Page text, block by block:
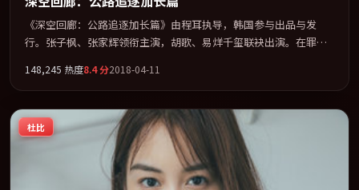
《深空回廊：公路追逐加长篇》由程耳执导，韩国参与出品与发
行。张子枫、张家辉领衔主演，胡歌、易烊千玺联袂出演。在罪案
架，在叙事、表演与视听上力求统一。定于 2018-08-21 在内地院线
及主流平台同步亮相，2018 年度话题片中口碑稳健，适合喜欢强情
节与人物弧光的观众完整观看。
148,245 热度8.4分2018-04-11
杜比